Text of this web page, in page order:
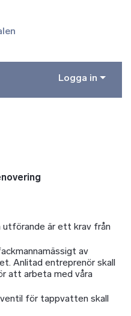
Logga in
utförande är ett krav från
av
Anlitad entreprenör skall
att arbeta med våra
för tappvatten skall